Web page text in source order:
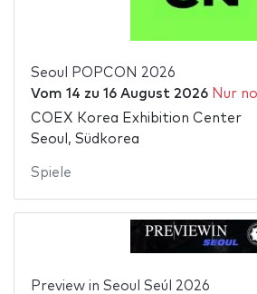
Seoul POPCON 2026
Vom 14 zu 16 August 2026 Nur
COEX Korea Exhibition Center
Seoul, Südkorea
Spiele
Preview in Seoul Seúl 2026